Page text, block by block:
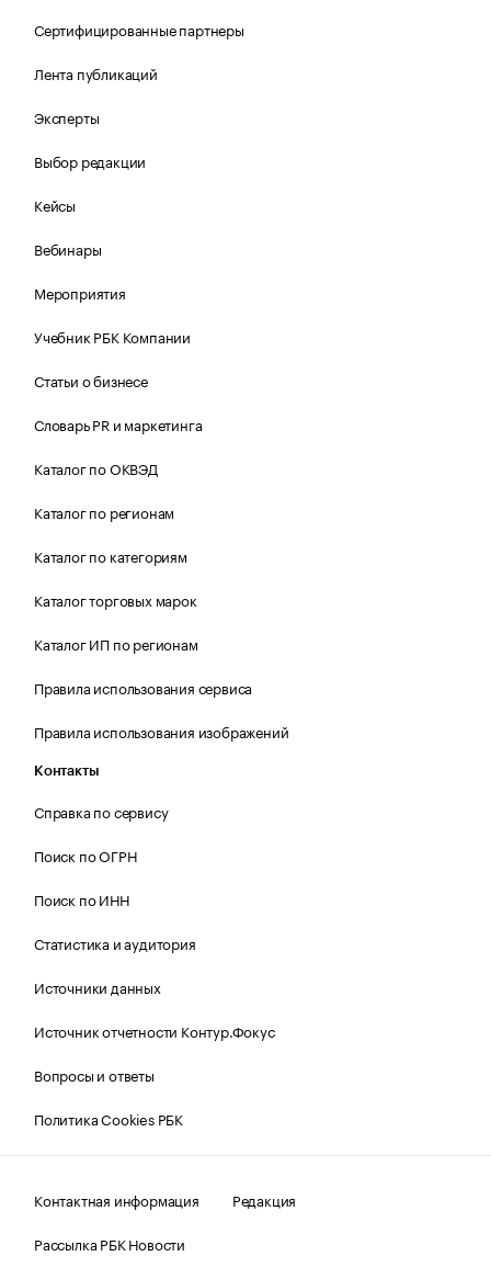
Сертифицированные партнеры
Лента публикаций
Эксперты
Выбор редакции
Кейсы
Вебинары
Мероприятия
Учебник РБК Компании
Статьи о бизнесе
Словарь PR и маркетинга
Каталог по ОКВЭД
Каталог по регионам
Каталог по категориям
Каталог торговых марок
Каталог ИП по регионам
Правила использования сервиса
Правила использования изображений
Контакты
Справка по сервису
Поиск по ОГРН
Поиск по ИНН
Статистика и аудитория
Источники данных
Источник отчетности Контур.Фокус
Вопросы и ответы
Политика Cookies РБК
Контактная информация
Редакция
Рассылка РБК Новости